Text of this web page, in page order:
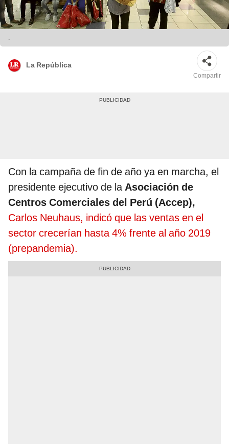
.
La República
Compartir
Con la campaña de fin de año ya en marcha, el
presidente ejecutivo de laAsociación de
Centros Comerciales del Perú (Accep),
Carlos Neuhaus, indicó que las ventas en el
sector crecerían hasta 4% frente al año 2019
(prepandemia).